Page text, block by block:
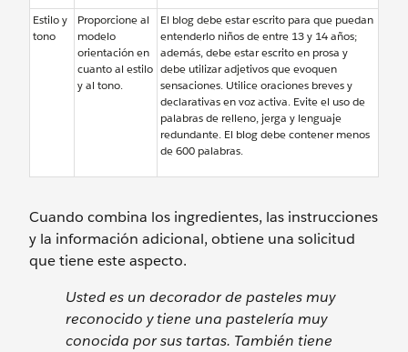
Estilo y
tono
Proporcione al
modelo
orientación en
cuanto al estilo
y al tono.
El blog debe estar escrito para que puedan
entenderlo niños de entre 13 y 14 años;
además, debe estar escrito en prosa y
debe utilizar adjetivos que evoquen
sensaciones. Utilice oraciones breves y
declarativas en voz activa. Evite el uso de
palabras de relleno, jerga y lenguaje
redundante. El blog debe contener menos
de 600 palabras.
Cuando combina los ingredientes, las instrucciones
y la información adicional, obtiene una solicitud
que tiene este aspecto.
Usted es un decorador de pasteles muy
reconocido y tiene una pastelería muy
conocida por sus tartas. También tiene